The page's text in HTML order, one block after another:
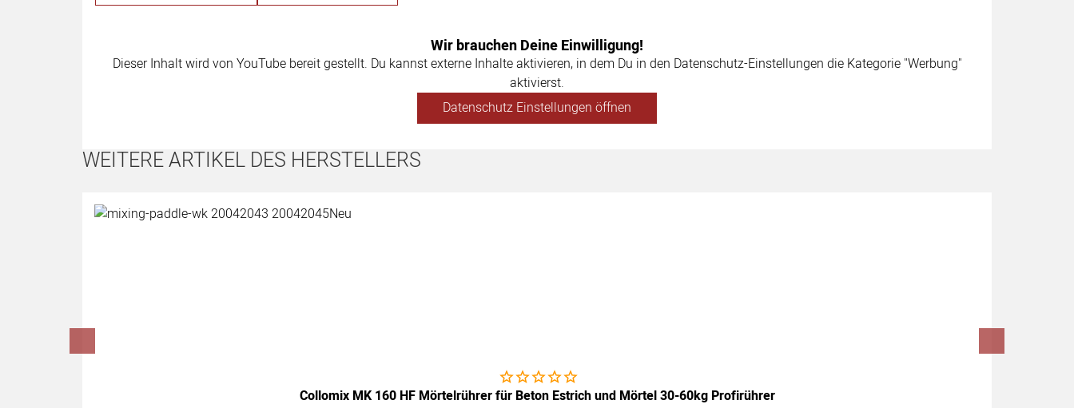
Wir brauchen Deine Einwilligung!
Dieser Inhalt wird von YouTube bereit gestellt. Du kannst externe Inhalte aktivieren, in dem Du in den Datenschutz-Einstellungen die Kategorie "Werbung"
aktivierst.
Datenschutz Einstellungen öffnen
WEITERE ARTIKEL DES HERSTELLERS
Noch keine Bewertungen abgegeben
Collomix MK 160 HF Mörtelrührer für Beton Estrich und Mörtel 30-60kg Profirührer